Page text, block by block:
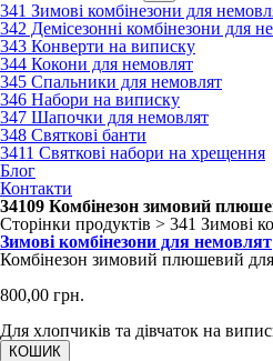
341 Зимові комбінезони для
342 Демісезонні комбінезони для
343 Конверти на виписку
344 Кокони для немовлят
345 Спальники для немовлят
346 Набори на виписку
347 Шапочки для немовлят
348 Святкові банти
3411 Святкові набори на хрещення
Блог
Контакти
34109 Комбінезон зимовий
Сторінки продуктів > 341 Зимові
Зимові комбінезони для немовлят
Комбінезон зимовий плюшевий
800,00 грн.
Для хлопчиків та дівчаток на
КОШИК